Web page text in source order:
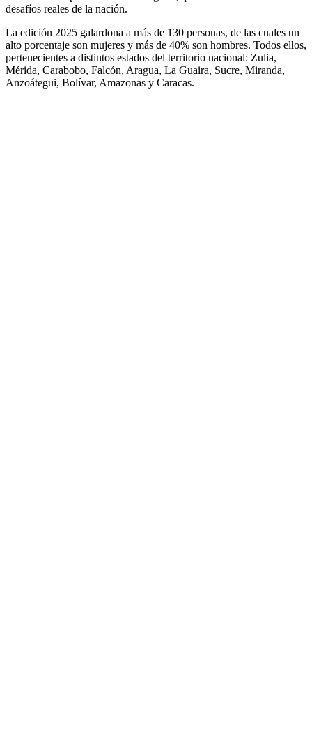
desafíos reales de la nación.
La edición 2025 galardona a más de 130 personas, de las cuales un
alto porcentaje son mujeres y más de 40% son hombres. Todos ellos,
pertenecientes a distintos estados del territorio nacional: Zulia,
Mérida, Carabobo, Falcón, Aragua, La Guaira, Sucre, Miranda,
Anzoátegui, Bolívar, Amazonas y Caracas.